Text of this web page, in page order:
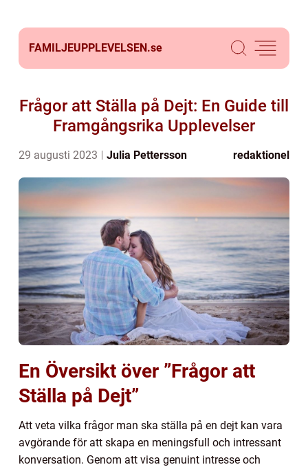
FAMILJEUPPLEVELSEN.se
Frågor att Ställa på Dejt: En Guide till
Framgångsrika Upplevelser
29 augusti 2023 Julia Pettersson redaktionel
En Översikt över ”Frågor att
Ställa på Dejt”
Att veta vilka frågor man ska ställa på en dejt kan vara
avgörande för att skapa en meningsfull och intressant
konversation. Genom att visa genuint intresse och